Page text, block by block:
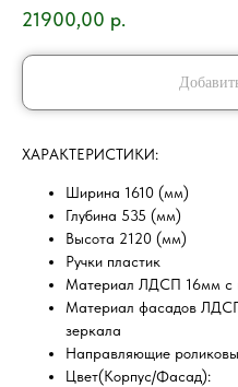
21900,00 р.
ХAРAKТEPИCТИKИ:
Ширина 1610 (мм)
Глубина 535 (мм)
Высота 2120 (мм)
Ручки пластик
Материал ЛДСП 16мм с
Материал фасадов
зеркала
Направляющие
Цвет(Корпус/Фасад):